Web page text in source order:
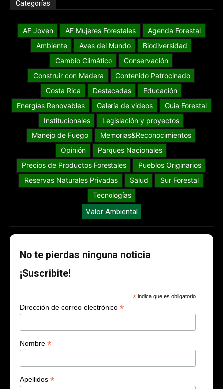
Categorías
AF Joven AF Mujeres Forestales
Agenda Forestal
Ambiente
Aves del Mundo
Biodiversidad
Cambio Climático
Conservación
Construir con Madera
Contenido Patrocinado
Costa Rica
Destacadas
Educación
Energías Renovables
Galería de videos
Guia Forestal
Institucionales
Legislación y proyectos
Manejo de Fuego
Memorias&Reconocimientos
Opinión
Parques Nacionales
Precios de Productos Forestales
Pueblos Originarios
Reservas Naturales Privadas
Salud
Sur Forestal
Tecnologías
Valor Ambiental
No te pierdas ninguna noticia
¡Suscribite!
* indica que es obligatorio
Dirección de correo electrónico *
Nombre *
Apellidos *